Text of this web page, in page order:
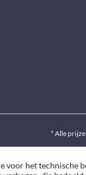
* Alle
voor het